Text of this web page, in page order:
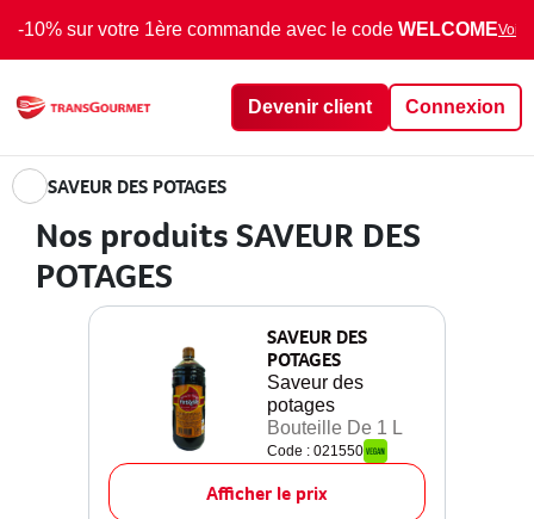
-10% sur votre 1ère commande avec le code WELCOMEVoir
Devenir client Connexion
SAVEUR DES POTAGES
Nos produits SAVEUR DES
POTAGES
SAVEUR DES
POTAGES
Saveur des
potages
Bouteille De 1 L
Code : 021550
Afficher le prix